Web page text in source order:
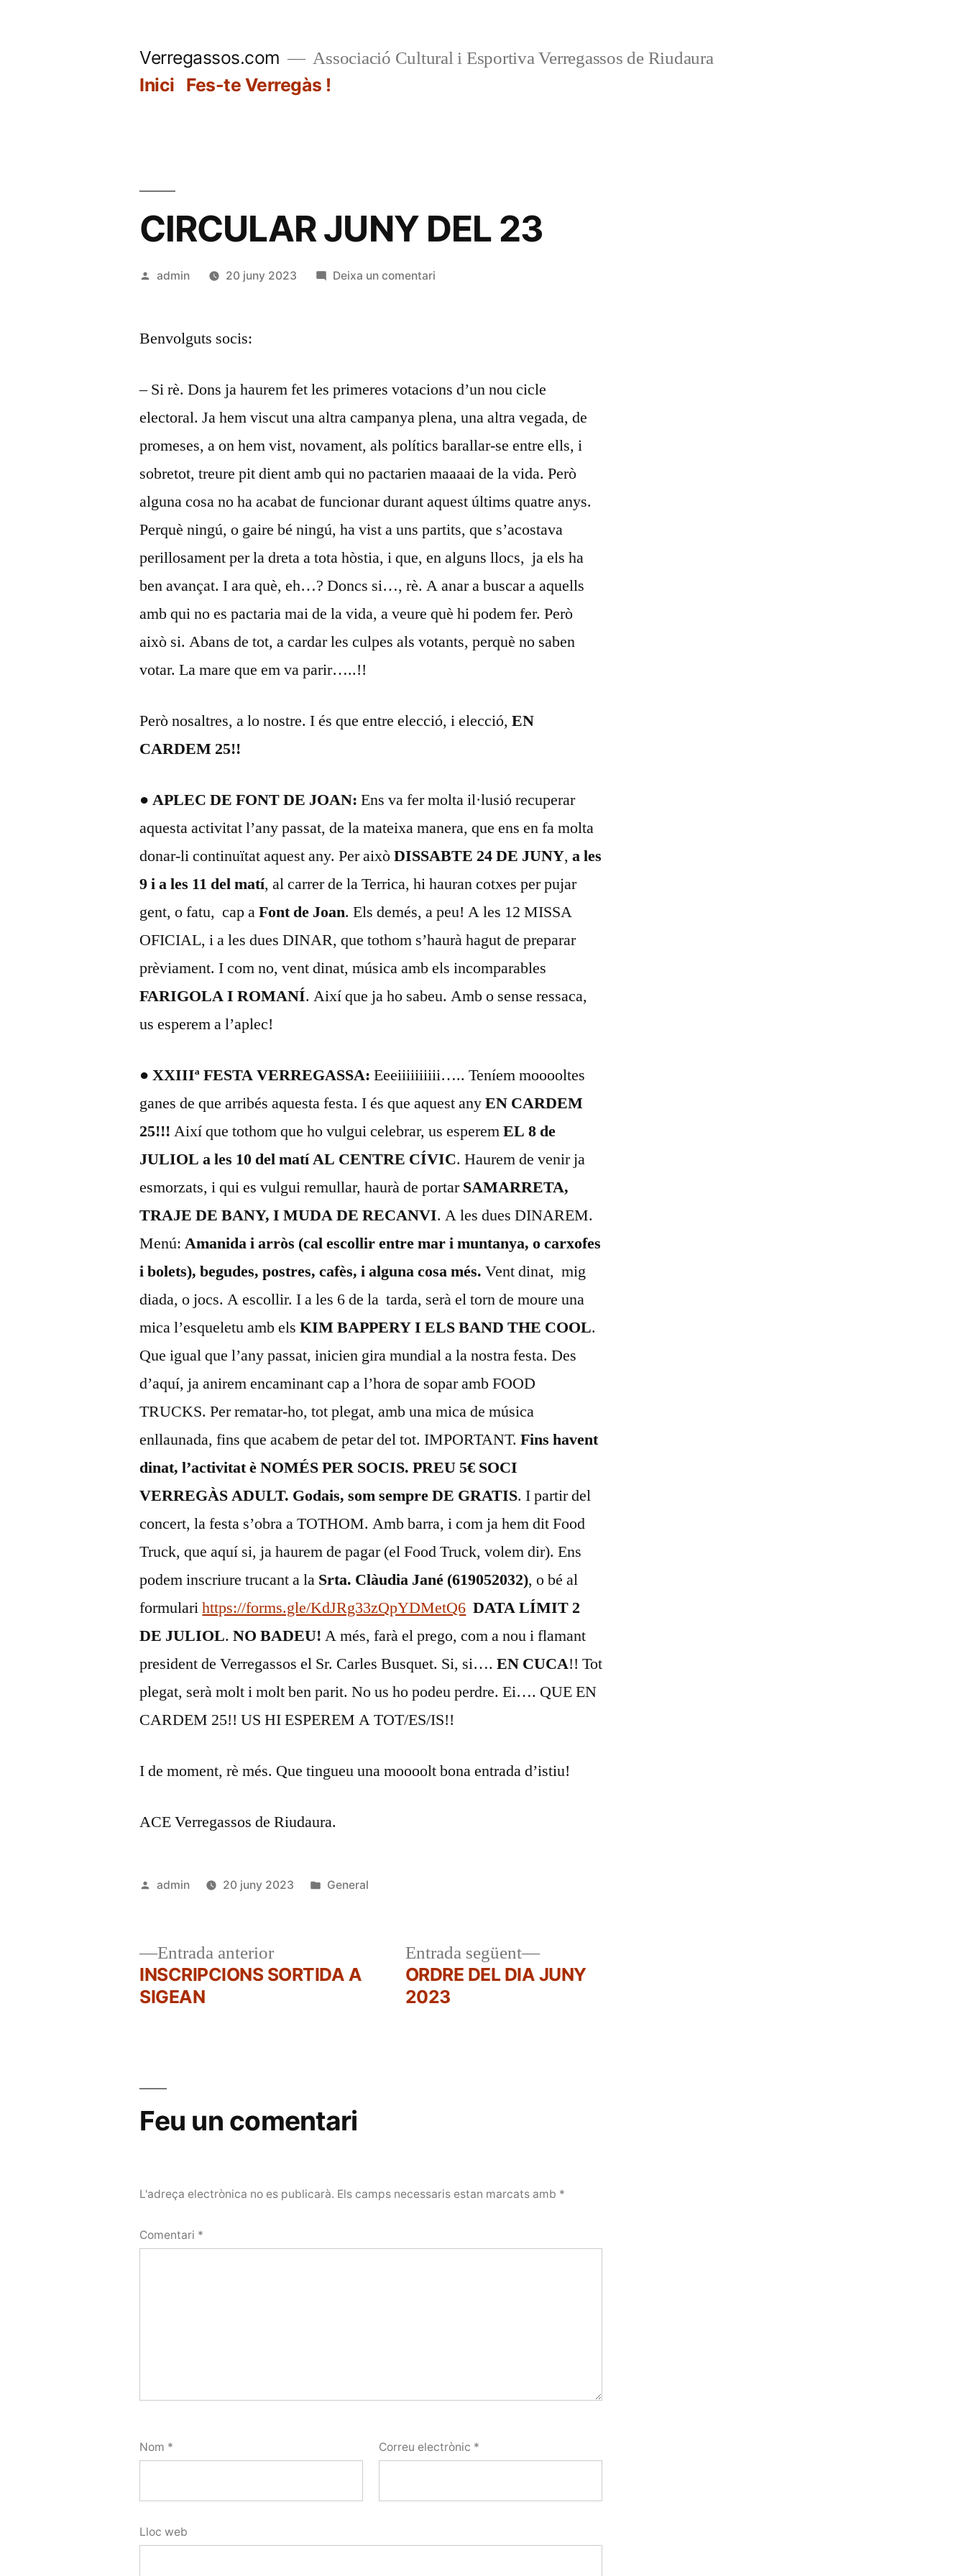
Verregassos.com Associació Cultural i Esportiva Verregassos de Riudaura
Inici Fes-te Verregàs !
CIRCULAR JUNY DEL 23
Publicat
admin 20 juny 2023 Deixa un comentaria
Benvolguts socis:
– Si rè. Dons ja haurem fet les primeres votacions d’un nou cicle
electoral. Ja hem viscut una altra campanya plena, una altra vegada, de
promeses, a on hem vist, novament, als polítics barallar-se entre ells, i
sobretot, treure pit dient amb qui no pactarien maaaai de la vida. Però
alguna cosa no ha acabat de funcionar durant aquest últims quatre anys.
Perquè ningú, o gaire bé ningú, ha vist a uns partits, que s’acostava
perillosament per la dreta a tota hòstia, i que, en alguns llocs, ja els ha
ben avançat. I ara què, eh…? Doncs si…, rè. A anar a buscar a aquells
amb qui no es pactaria mai de la vida, a veure què hi podem fer. Però
això si. Abans de tot, a cardar les culpes als votants, perquè no saben
votar. La mare que em va parir…..!!
Però nosaltres, a lo nostre. I és que entre elecció, i elecció,EN
CARDEM 25!!
● APLEC DE FONT DE JOAN:Ens va fer molta il·lusió recuperar
aquesta activitat l’any passat, de la mateixa manera, que ens en fa molta
donar-li continuïtat aquest any. Per aixòDISSABTE 24 DE JUNY,a les
9 i a les 11 del matí, al carrer de la Terrica, hi hauran cotxes per pujar
gent, o fatu, cap aFont de Joan. Els demés, a peu! A les 12 MISSA
OFICIAL, i a les dues DINAR, que tothom s’haurà hagut de preparar
prèviament. I com no, vent dinat, música amb els incomparables
FARIGOLA I ROMANÍ. Així que ja ho sabeu. Amb o sense ressaca,
us esperem a l’aplec!
● XXIIIª FESTA VERREGASSA:Eeeiiiiiiiiii….. Teníem mooooltes
ganes de que arribés aquesta festa. I és que aquest anyEN CARDEM
25!!! Així que tothom que ho vulgui celebrar, us esperemEL 8 de
JULIOL a les 10 del matí AL CENTRE CÍVIC. Haurem de venir ja
esmorzats, i qui es vulgui remullar, haurà de portarSAMARRETA,
TRAJE DE BANY, I MUDA DE RECANVI. A les dues DINAREM.
Menú:Amanida i arròs (cal escollir entre mar i muntanya, o carxofes
i bolets), begudes, postres, cafès, i alguna cosa més. Vent dinat, mig
diada, o jocs. A escollir. I a les 6 de la tarda, serà el torn de moure una
mica l’esqueletu amb elsKIM BAPPERY I ELS BAND THE COOL.
Que igual que l’any passat, inicien gira mundial a la nostra festa. Des
d’aquí, ja anirem encaminant cap a l’hora de sopar amb FOOD
TRUCKS. Per rematar-ho, tot plegat, amb una mica de música
enllaunada, fins que acabem de petar del tot. IMPORTANT.Fins havent
dinat, l’activitat è NOMÉS PER SOCIS. PREU 5€ SOCI
VERREGÀS ADULT. Godais, som sempre DE GRATIS. I partir del
concert, la festa s’obra a TOTHOM. Amb barra, i com ja hem dit Food
Truck, que aquí si, ja haurem de pagar (el Food Truck, volem dir). Ens
podem inscriure trucant a la Srta. Clàudia Jané (619052032), o bé al
formularihttps://forms.gle/KdJRg33zQpYDMetQ6 DATA LÍMIT 2
DE JULIOL.NO BADEU! A més, farà el prego, com a nou i flamant
president de Verregassos el Sr. Carles Busquet. Si, si….EN CUCA!! Tot
plegat, serà molt i molt ben parit. No us ho podeu perdre. Ei…. QUE EN
CARDEM 25!! US HI ESPEREM A TOT/ES/IS!!
I de moment, rè més. Que tingueu una moooolt bona entrada d’istiu!
ACE Verregassos de Riudaura.
Publicat
admin 20 juny 2023
Publicat
General
Navegació
Entrada anteriorEntrada
anterior:
INSCRIPCIONS SORTIDA A
SIGEAN
Entrada següent
Entrada
següent:
ORDRE DEL DIA JUNY
2023
Feu un comentari
L'adreça electrònica no es publicarà. Els camps necessaris estan marcats amb *
Comentari *
Nom * Correu electrònic *
Lloc web